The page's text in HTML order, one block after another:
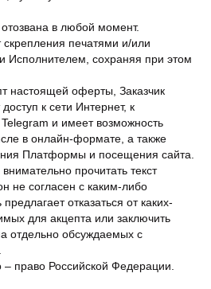
в любой момент.
печатями и/или
Исполнителем, сохраняя при этом
настоящей оферты, Заказчик
к сети Интернет, к
и имеет возможность
в онлайн-формате, а также
Платформы и посещения сайта.
прочитать текст
не согласен с каким-либо
отказаться от каких-
для акцепта или заключить
отдельно обсуждаемых с
право Российской Федерации.